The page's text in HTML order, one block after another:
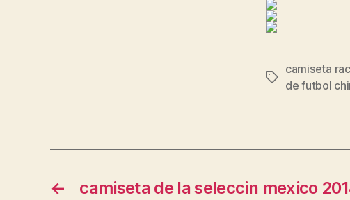
Etiquetas
camiseta
de futbol
← camiseta de la seleccin mexico